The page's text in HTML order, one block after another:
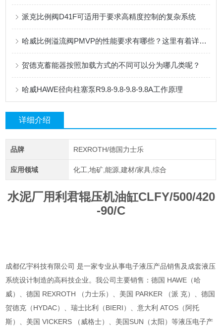
派克比例阀D41F可适用于要求高精度控制的复杂系统
哈威比例溢流阀PMVP的性能要求有哪些？这里有着详细的分析
贺德克蓄能器按照加载方式的不同可以分为哪几类呢？
哈威HAWE径向柱塞泵R9.8-9.8-9.8-9.8A工作原理
详细介绍
品牌 REXROTH/德国力士乐
应用领域 化工,地矿,能源,建材/家具,综合
水泥厂用利君辊压机油缸CLFY/500/420
-90/C
成都亿宇科技有限公司 是一家专业从事电子液压产品销售及成套液压
系统设计制造的高科技企业。我公司主要销售：德国 HAWE（哈
威）、德国 REXROTH （力士乐）、美国 PARKER （派 克）、德国
贺德克（HYDAC）、瑞士比利（BIERI）、意大利 ATOS（阿托
斯）、美国 VICKERS （威格士）、美国SUN（太阳）等液压电子产